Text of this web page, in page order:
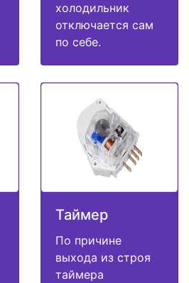
холодильник
отключается сам
по себе.
Таймер
По причине
выхода из строя
таймера